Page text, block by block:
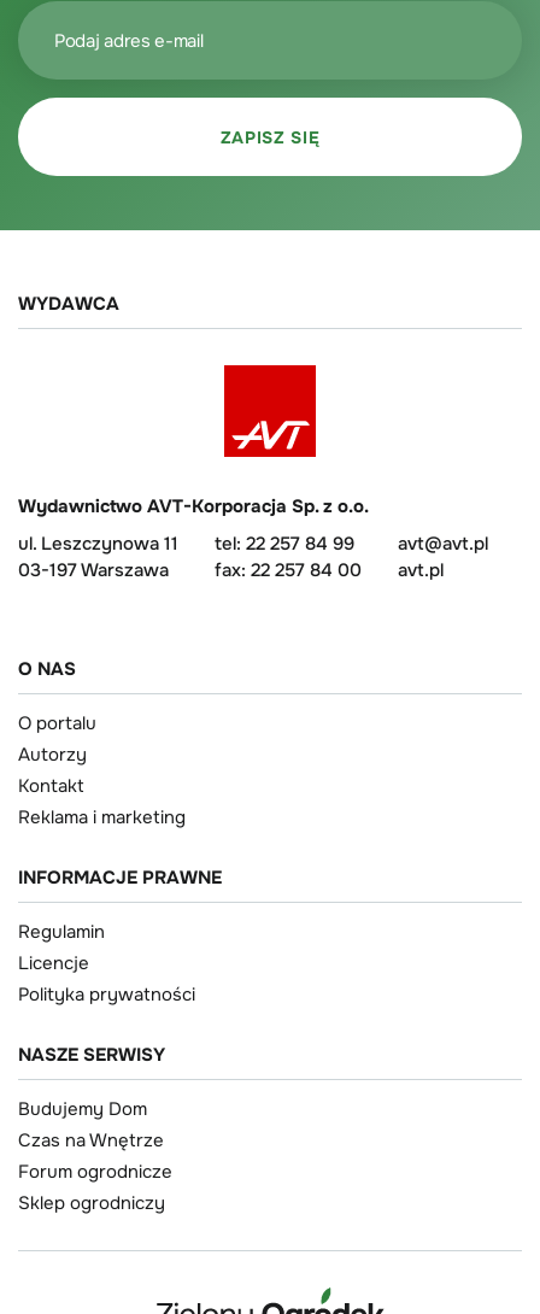
WYDAWCA
Wydawnictwo AVT-Korporacja Sp. z o.o.
ul. Leszczynowa 11
03-197 Warszawa
tel: 22 257 84 99
fax: 22 257 84 00
avt@avt.pl
avt.pl
O NAS
O portalu
Autorzy
Kontakt
Reklama i marketing
INFORMACJE PRAWNE
Regulamin
Licencje
Polityka prywatności
NASZE SERWISY
Budujemy Dom
Czas na Wnętrze
Forum ogrodnicze
Sklep ogrodniczy